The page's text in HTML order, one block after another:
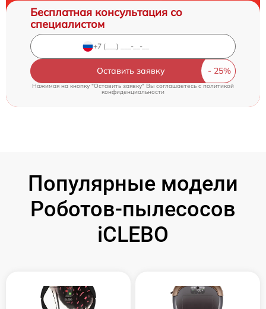
Бесплатная консультация со
специалистом
Оставить заявку
Нажимая на кнопку "Оставить заявку" Вы соглашаетесь cполитикой
конфиденциальности
Популярные модели
Роботов-пылесосов
iCLEBO